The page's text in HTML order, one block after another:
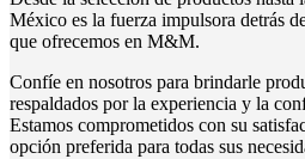
México es la fuerza impulsora detrás
que ofrecemos en M&M.
Confíe en nosotros para brindarle
respaldados por la experiencia y la
Estamos comprometidos con su
opción preferida para todas sus